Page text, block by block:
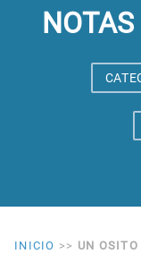
INICIO >> UN